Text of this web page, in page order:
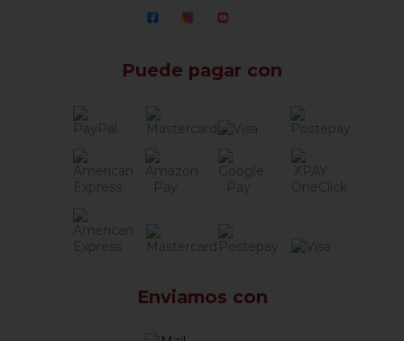
Puede pagar con
Enviamos con